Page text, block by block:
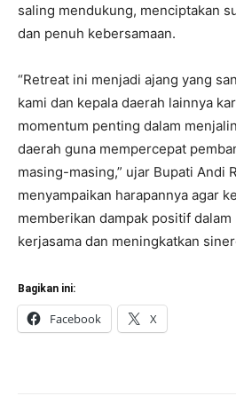
saling mendukung, menciptakan
dan penuh kebersamaan.
“Retreat ini menjadi ajang yang
kami dan kepala daerah lainnya
momentum penting dalam
daerah guna mempercepat
masing-masing,” ujar Bupati Andi
menyampaikan harapannya agar
memberikan dampak positif dalam
kerjasama dan meningkatkan
Bagikan ini:
Facebook X